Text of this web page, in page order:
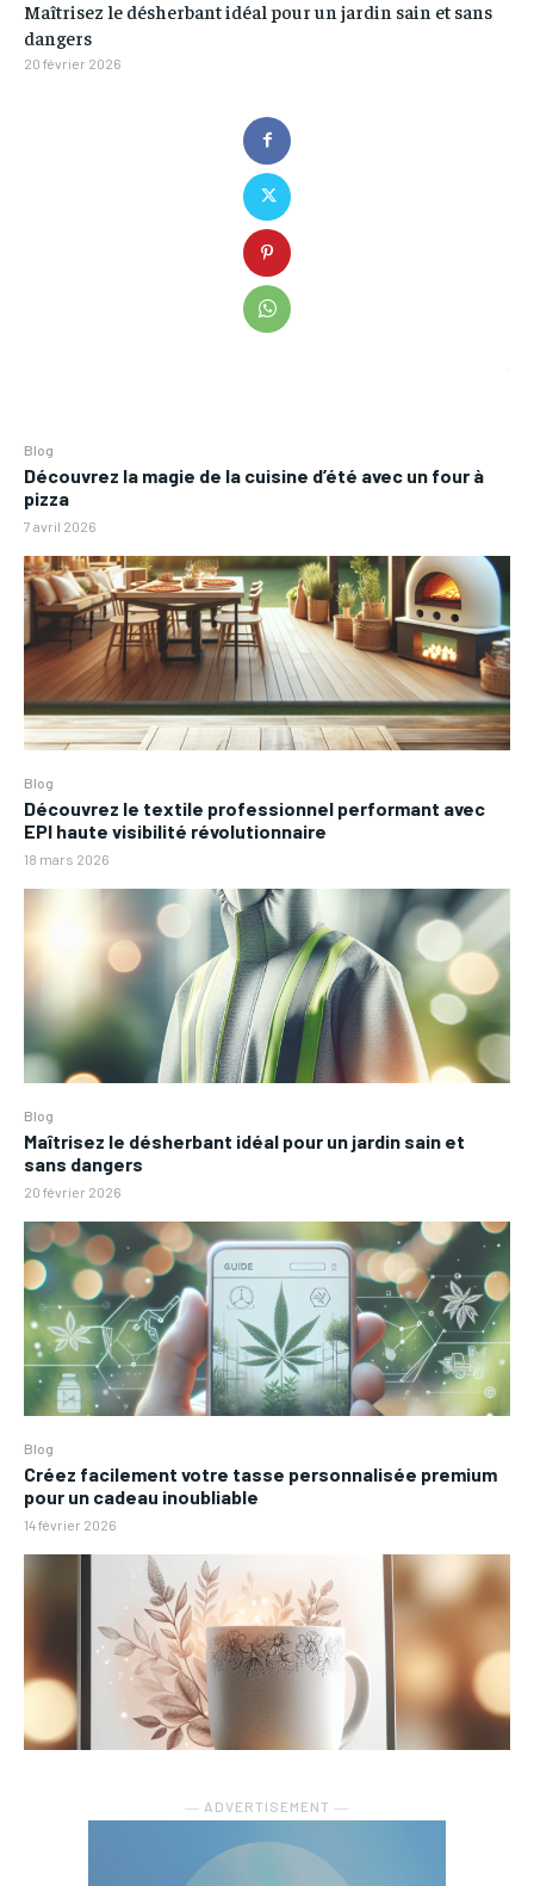
Blog
Découvrez la magie de la cuisine d’été avec un four à
pizza
7 avril 2026
Blog
Découvrez le textile professionnel performant avec
EPI haute visibilité révolutionnaire
18 mars 2026
Blog
Maîtrisez le désherbant idéal pour un jardin sain et
sans dangers
20 février 2026
Blog
Créez facilement votre tasse personnalisée premium
pour un cadeau inoubliable
14 février 2026
― ADVERTISEMENT ―
Maîtrisez le désherbant idéal pour un jardin sain et sans
dangers
20 février 2026